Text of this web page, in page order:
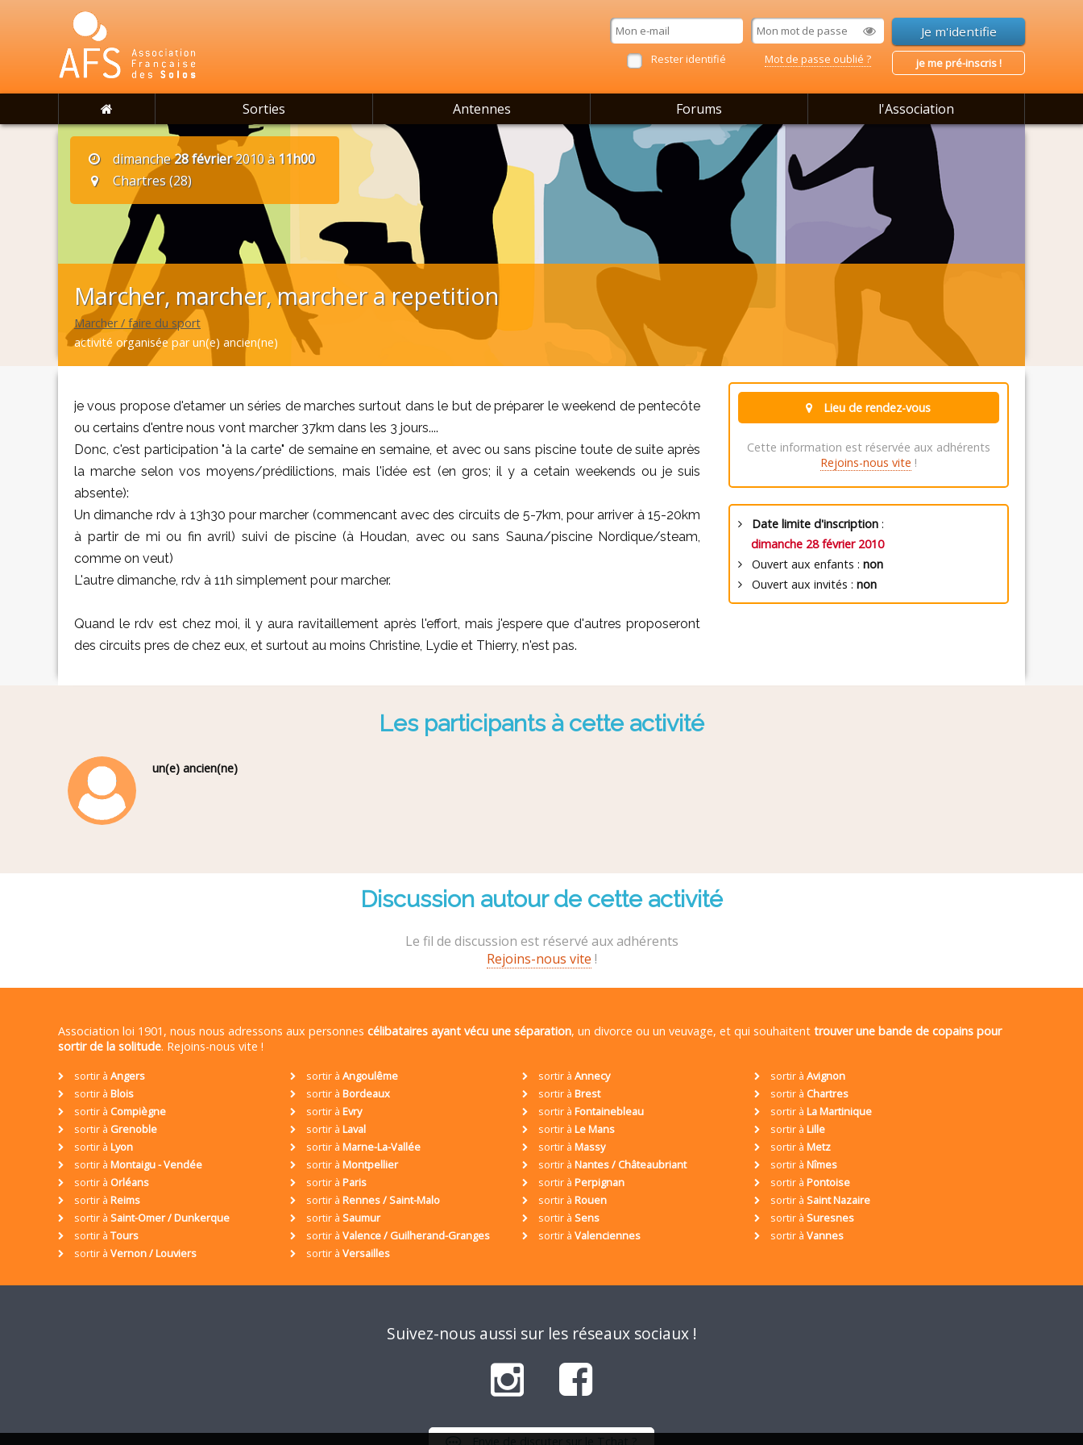
Rester identifié Mot de passe oublié ? je me pré-inscris !
Sorties Antennes Forums l'Association
dimanche28 février2010 à 11h00
Chartres (28)
Marcher, marcher, marcher a repetition
Marcher / faire du sport
activité organisée par un(e) ancien(ne)
je vous propose d'etamer un séries de marches surtout dans le but de préparer le weekend de pentecôte
ou certains d'entre nous vont marcher 37km dans les 3 jours....
Donc, c'est participation "à la carte" de semaine en semaine, et avec ou sans piscine toute de suite après
la marche selon vos moyens/prédilictions, mais l'idée est (en gros; il y a cetain weekends ou je suis
absente):
Un dimanche rdv à 13h30 pour marcher (commencant avec des circuits de 5-7km, pour arriver à 15-20km
à partir de mi ou fin avril) suivi de piscine (à Houdan, avec ou sans Sauna/piscine Nordique/steam,
comme on veut)
L'autre dimanche, rdv à 11h simplement pour marcher.
Quand le rdv est chez moi, il y aura ravitaillement après l'effort, mais j'espere que d'autres proposeront
des circuits pres de chez eux, et surtout au moins Christine, Lydie et Thierry, n'est pas.
Lieu de rendez-vous
Cette information est réservée aux adhérents
Rejoins-nous vite !
Date limite d'inscription:
dimanche 28 février 2010
Ouvert aux enfants : non
Ouvert aux invités : non
Les participants à cette activité
un(e) ancien(ne)
Discussion autour de cette activité
Le fil de discussion est réservé aux adhérents
Rejoins-nous vite !
Association loi 1901, nous nous adressons aux personnes célibataires ayant vécu une séparation, un divorce ou un veuvage, et qui souhaitent trouver une bande de copains pour
sortir de la solitude. Rejoins-nous vite !
sortir à Angers sortir à Angoulême sortir à Annecy sortir à Avignon
sortir à Blois sortir à Bordeaux sortir à Brest sortir à Chartres
sortir à Compiègne sortir à Evry sortir à Fontainebleau sortir à La Martinique
sortir à Grenoble sortir à Laval sortir à Le Mans sortir à Lille
sortir à Lyon sortir à Marne-La-Vallée sortir à Massy sortir à Metz
sortir à Montaigu - Vendée sortir à Montpellier sortir à Nantes / Châteaubriant sortir à Nîmes
sortir à Orléans sortir à Paris sortir à Perpignan sortir à Pontoise
sortir à Reims sortir à Rennes / Saint-Malo sortir à Rouen sortir à Saint Nazaire
sortir à Saint-Omer / Dunkerque sortir à Saumur sortir à Sens sortir à Suresnes
sortir à Tours sortir à Valence / Guilherand-Granges sortir à Valenciennes sortir à Vannes
sortir à Vernon / Louviers sortir à Versailles
Suivez-nous aussi sur les réseaux sociaux !